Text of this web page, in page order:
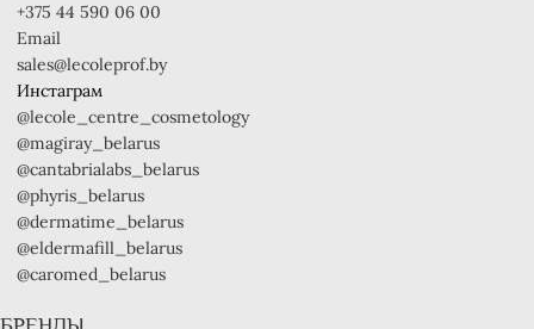
+375 44 590 06 00
Email
sales@lecoleprof.by
Инстаграм
@lecole_centre_cosmetology
@magiray_belarus
@cantabrialabs_belarus
@phyris_belarus
@dermatime_belarus
@eldermafill_belarus
@caromed_belarus